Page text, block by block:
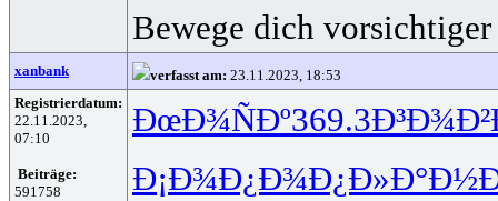
Bewege dich
xanbank verfasst am: 23.11.2023, 18:53
Registrierdatum:
22.11.2023,
07:10
Beiträge:
591758
ÐœÐ¾ÑÐº369.3
Ð¡Ð¾Ð¿Ð¾Ð¿Ð»Ð°Ð½